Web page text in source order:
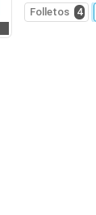
Folletos 4